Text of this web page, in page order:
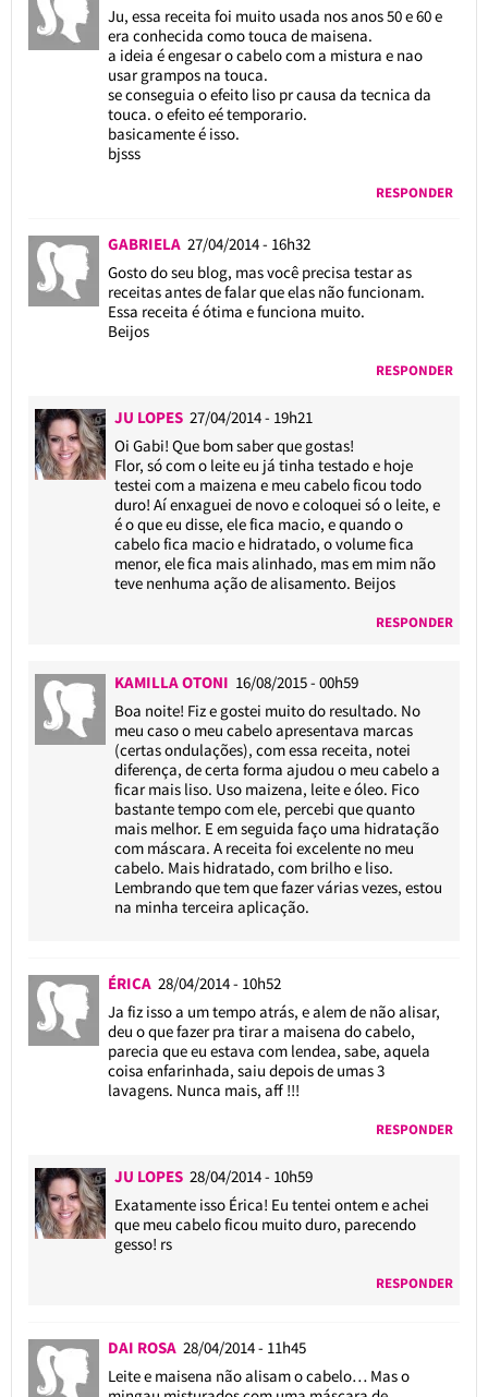
Ju, essa receita foi muito usada nos anos 50 e 60 e
era conhecida como touca de maisena.
a ideia é engesar o cabelo com a mistura e nao
usar grampos na touca.
se conseguia o efeito liso pr causa da tecnica da
touca. o efeito eé temporario.
basicamente é isso.
bjsss
RESPONDER
GABRIELA 27/04/2014 - 16h32
Gosto do seu blog, mas você precisa testar as
receitas antes de falar que elas não funcionam.
Essa receita é ótima e funciona muito.
Beijos
RESPONDER
JU LOPES 27/04/2014 - 19h21
Oi Gabi! Que bom saber que gostas!
Flor, só com o leite eu já tinha testado e hoje
testei com a maizena e meu cabelo ficou todo
duro! Aí enxaguei de novo e coloquei só o leite, e
é o que eu disse, ele fica macio, e quando o
cabelo fica macio e hidratado, o volume fica
menor, ele fica mais alinhado, mas em mim não
teve nenhuma ação de alisamento. Beijos
RESPONDER
KAMILLA OTONI 16/08/2015 - 00h59
Boa noite! Fiz e gostei muito do resultado. No
meu caso o meu cabelo apresentava marcas
(certas ondulações), com essa receita, notei
diferença, de certa forma ajudou o meu cabelo a
ficar mais liso. Uso maizena, leite e óleo. Fico
bastante tempo com ele, percebi que quanto
mais melhor. E em seguida faço uma hidratação
com máscara. A receita foi excelente no meu
cabelo. Mais hidratado, com brilho e liso.
Lembrando que tem que fazer várias vezes, estou
na minha terceira aplicação.
ÉRICA 28/04/2014 - 10h52
Ja fiz isso a um tempo atrás, e alem de não alisar,
deu o que fazer pra tirar a maisena do cabelo,
parecia que eu estava com lendea, sabe, aquela
coisa enfarinhada, saiu depois de umas 3
lavagens. Nunca mais, aff !!!
RESPONDER
JU LOPES 28/04/2014 - 10h59
Exatamente isso Érica! Eu tentei ontem e achei
que meu cabelo ficou muito duro, parecendo
gesso! rs
RESPONDER
DAI ROSA 28/04/2014 - 11h45
Leite e maisena não alisam o cabelo… Mas o